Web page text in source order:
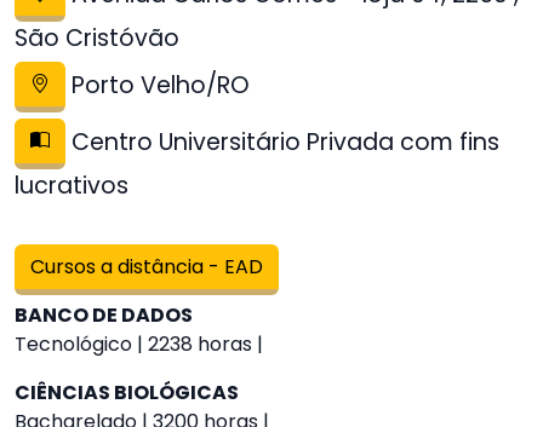
São Cristóvão
Porto Velho/RO
Centro Universitário Privada com fins
lucrativos
Cursos a distância - EAD
BANCO DE DADOS
Tecnológico | 2238 horas |
CIÊNCIAS BIOLÓGICAS